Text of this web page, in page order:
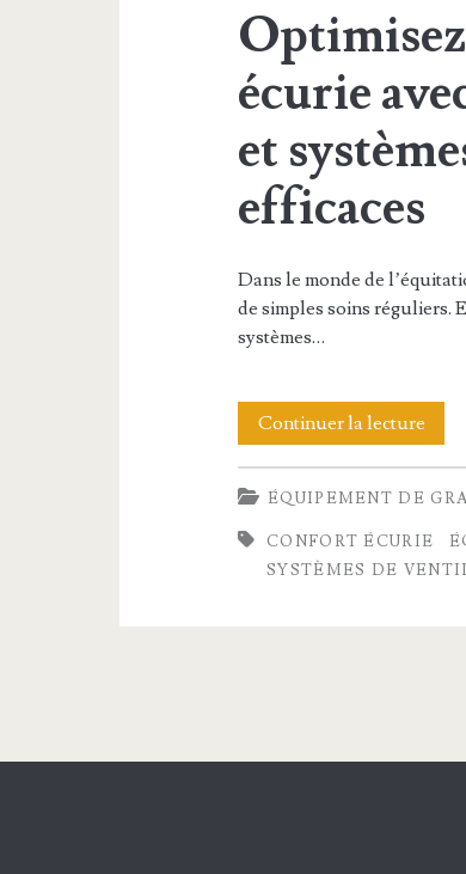
écurie
et
efficaces
Dans le monde de
de simples soins réguliers.
systèmes…
Continuer la lecture
le
de
ÉQUIPEMENT DE
CONFORT ÉCURIE
SYSTÈMES DE